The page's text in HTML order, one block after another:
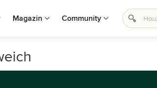
Magazin Community